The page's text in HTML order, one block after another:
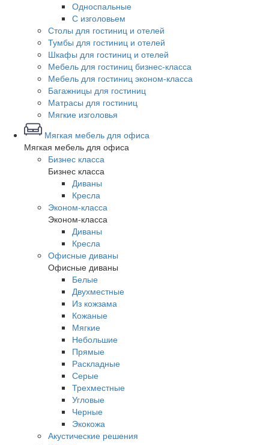
Односпальные
С изголовьем
Столы для гостиниц и отелей
Тумбы для гостиниц и отелей
Шкафы для гостиниц и отелей
Мебель для гостиниц бизнес-класса
Мебель для гостиниц эконом-класса
Багажницы для гостиниц
Матрасы для гостиниц
Мягкие изголовья
Мягкая мебель для офиса
Мягкая мебель для офиса
Бизнес класса
Бизнес класса
Диваны
Кресла
Эконом-класса
Эконом-класса
Диваны
Кресла
Офисные диваны
Офисные диваны
Белые
Двухместные
Из кожзама
Кожаные
Мягкие
Небольшие
Прямые
Раскладные
Серые
Трехместные
Угловые
Черные
Экокожа
Акустические решения